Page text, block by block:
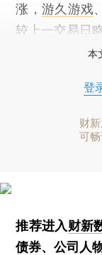
涨，游久游戏、
较上一交易日
本
登
财
可
推荐进入财新
债券、公司人